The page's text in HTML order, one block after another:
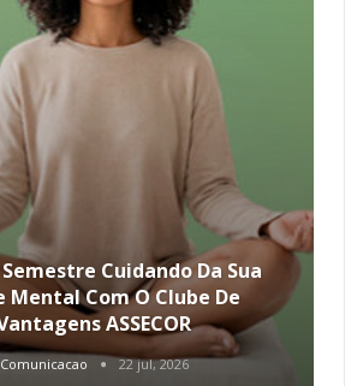
Cuidando Da Sua
Mental Com O Clube De
ASSECOR
Comunicacao 22 jul, 2026